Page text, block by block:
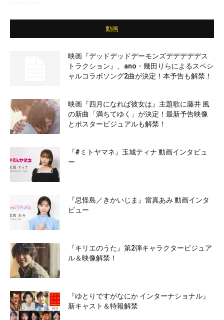
動画
映画『デッドデッドデーモンズデデデデデス
トラクション』、ano・幾田りらによるスペシ
ャルコラボソング2曲が決定！本予告も解禁！
映画『四月になれば彼女は』主題歌に藤井 風
の新曲「満ちてゆく」が決定！最新予告映像
とポスタービジュアルも解禁！
『#ミトヤマネ』玉城ティナ 動画インタビュ
ー
『忌怪島／きかいじま』當真あみ 動画インタ
ビュー
『キリエのうた』第2弾キャラクタービジュア
ル＆映像解禁！
『ゆとりですがなにか インターナショナル』
新キャスト＆特報解禁